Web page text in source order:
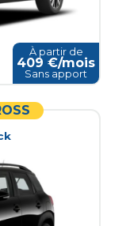
À partir de
409 €/mois
Sans apport